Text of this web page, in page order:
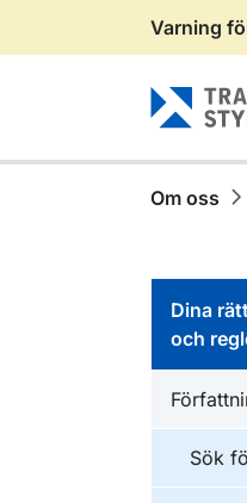
Gå till sidans innehåll
Varning
Om oss
Dina
och
Sök